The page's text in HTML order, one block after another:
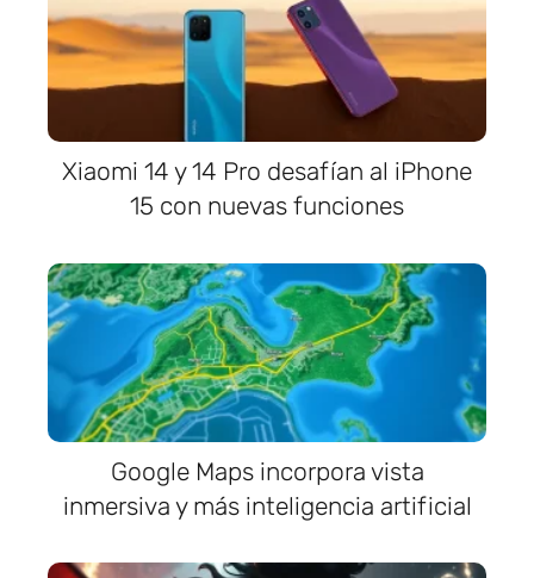
Xiaomi 14 y 14 Pro desafían al iPhone
15 con nuevas funciones
Google Maps incorpora vista
inmersiva y más inteligencia artificial